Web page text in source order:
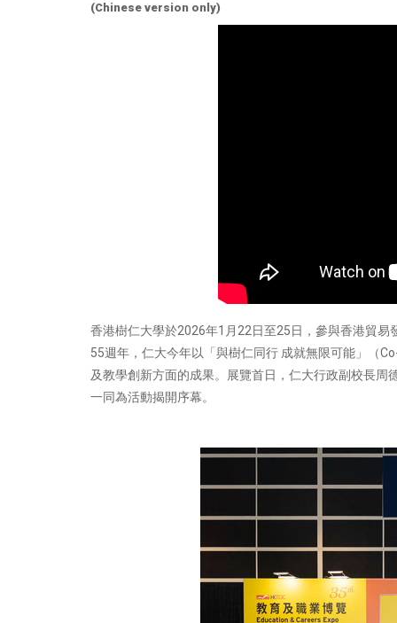
(Chinese version only)
香港樹仁大學於2026年1月22日至25日，參與香港貿
55週年，仁大今年以「與樹仁同行 成就無限可能」（
及教學創新方面的成果。展覽首日，仁大行政副校長
一同為活動揭開序幕。